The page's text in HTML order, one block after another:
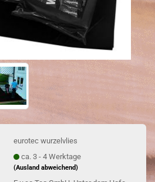
eurotec wurzelvlies
ca. 3 - 4 Werktage
(Ausland abweichend)